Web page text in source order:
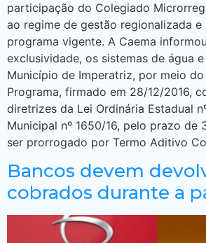
participação do Colegiado
ao regime de gestão regionalizada
programa vigente. A Caema
exclusividade, os sistemas de água
Município de Imperatriz, por meio
Programa, firmado em 28/12/2016,
diretrizes da Lei Ordinária Estadual
Municipal nº 1650/16, pelo prazo de
ser prorrogado por Termo Aditivo
Bancos devem
cobrados durante a